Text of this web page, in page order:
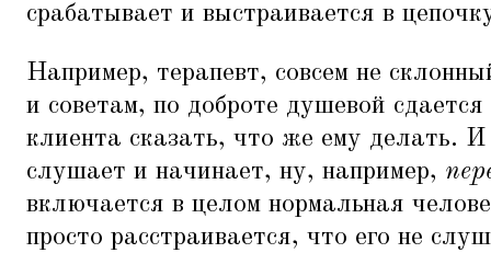
срабатывает и выстраивается в
Например, терапевт, совсем не
и советам, по доброте душевой сдается
клиента сказать, что же ему делать. И
слушает и начинает, ну, например,
включается в целом нормальная
просто расстраивается, что его не